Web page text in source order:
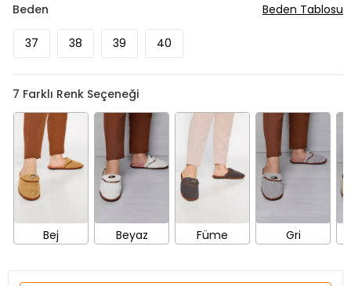
Beden
37 38 39 40
Beden Tablosu
7 Farklı Renk Seçeneği
Bej Beyaz Füme Gri